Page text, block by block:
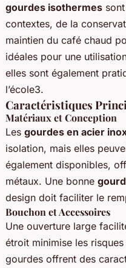
gourdes isothermes
contextes, de la
maintien du café chaud
idéales pour une
elles sont également
l’école3.
Caractéristiques
Matériaux et Conception
Les gourdes en acier
isolation, mais elles
également disponibles,
métaux. Une bonne
design doit faciliter le
Bouchon et Accessoires
Une ouverture large
étroit minimise les
gourdes offrent des